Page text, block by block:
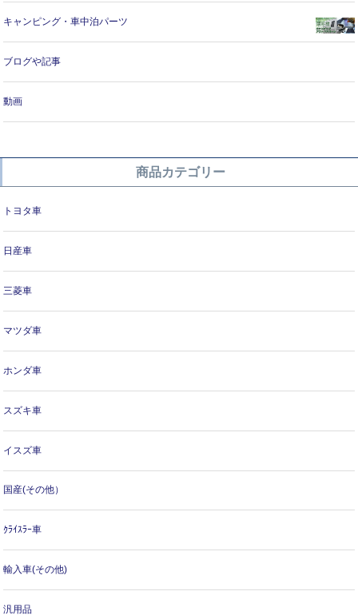
キャンピング・車中泊パーツ
ブログや記事
動画
商品カテゴリー
トヨタ車
日産車
三菱車
マツダ車
ホンダ車
スズキ車
イスズ車
国産(その他）
ｸﾗｲｽﾗｰ車
輸入車(その他)
汎用品